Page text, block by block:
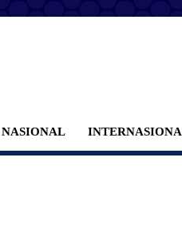
NASIONAL